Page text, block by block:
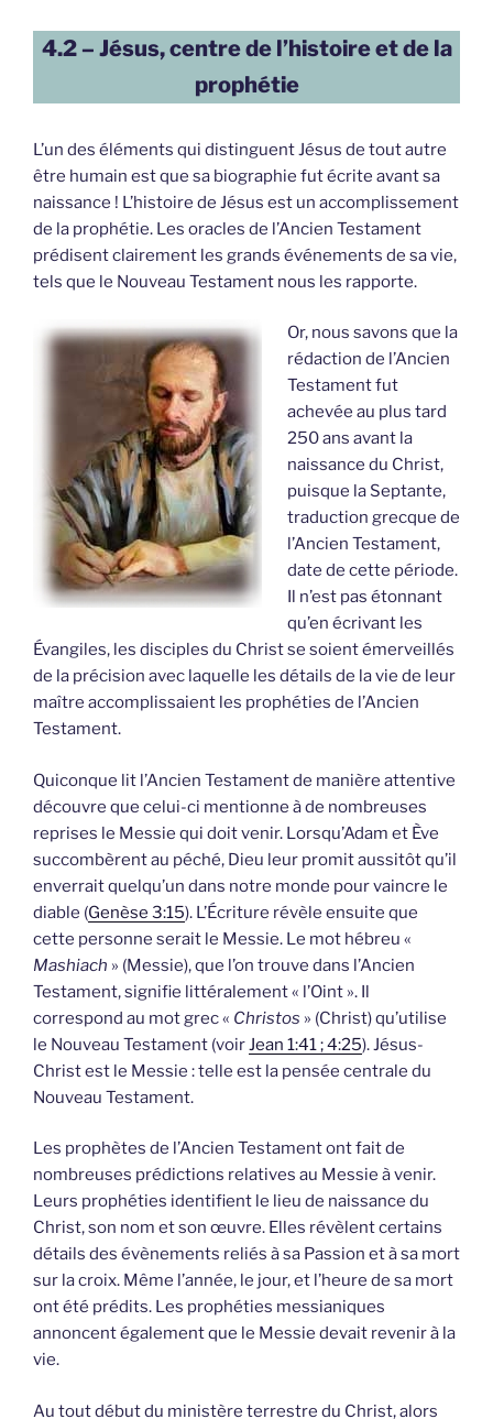
4.2 – Jésus, centre de l’histoire et de la
prophétie
L’un des éléments qui distinguent Jésus de tout autre
être humain est que sa biographie fut écrite avant sa
naissance ! L’histoire de Jésus est un accomplissement
de la prophétie. Les oracles de l’Ancien Testament
prédisent clairement les grands événements de sa vie,
tels que le Nouveau Testament nous les rapporte.
Or, nous savons que la
rédaction de l’Ancien
Testament fut
achevée au plus tard
250 ans avant la
naissance du Christ,
puisque la Septante,
traduction grecque de
l’Ancien Testament,
date de cette période.
Il n’est pas étonnant
qu’en écrivant les
Évangiles, les disciples du Christ se soient émerveillés
de la précision avec laquelle les détails de la vie de leur
maître accomplissaient les prophéties de l’Ancien
Testament.
Quiconque lit l’Ancien Testament de manière attentive
découvre que celui-ci mentionne à de nombreuses
reprises le Messie qui doit venir. Lorsqu’Adam et Ève
succombèrent au péché, Dieu leur promit aussitôt qu’il
enverrait quelqu’un dans notre monde pour vaincre le
diable (Genèse 3:15). L’Écriture révèle ensuite que
cette personne serait le Messie. Le mot hébreu «
Mashiach » (Messie), que l’on trouve dans l’Ancien
Testament, signifie littéralement « l’Oint ». Il
correspond au mot grec « Christos » (Christ) qu’utilise
le Nouveau Testament (voir Jean 1:41 ; 4:25). Jésus-
Christ est le Messie : telle est la pensée centrale du
Nouveau Testament.
Les prophètes de l’Ancien Testament ont fait de
nombreuses prédictions relatives au Messie à venir.
Leurs prophéties identifient le lieu de naissance du
Christ, son nom et son œuvre. Elles révèlent certains
détails des évènements reliés à sa Passion et à sa mort
sur la croix. Même l’année, le jour, et l’heure de sa mort
ont été prédits. Les prophéties messianiques
annoncent également que le Messie devait revenir à la
vie.
Au tout début du ministère terrestre du Christ, alors